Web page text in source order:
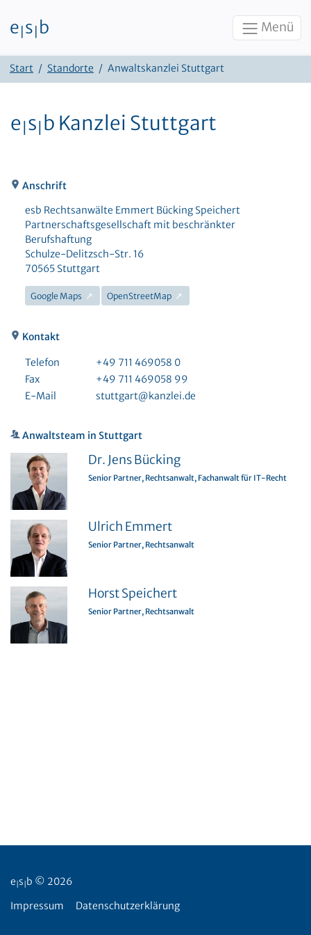
e s b Menü
Start Standorte Anwaltskanzlei Stuttgart
e s b Kanzlei Stuttgart
Anschrift
esb Rechtsanwälte Emmert Bücking Speichert
Partnerschaftsgesellschaft mit beschränkter
Berufshaftung
Schulze-Delitzsch-Str. 16
70565 Stuttgart
Google Maps OpenStreetMap
Kontakt
Telefon
+49 711 469058 0
Fax
+49 711 469058 99
E-Mail
stuttgart@kanzlei.de
Anwaltsteam in Stuttgart
Dr. Jens Bücking
Senior Partner, Rechtsanwalt, Fachanwalt für IT-Recht
Ulrich Emmert
Senior Partner, Rechtsanwalt
Horst Speichert
Senior Partner, Rechtsanwalt
e s b © 2026
Impressum
Datenschutzerklärung